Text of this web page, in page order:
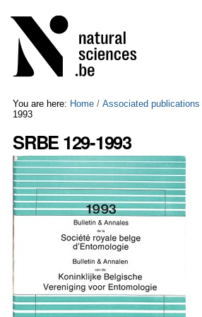
to
content.
Skip
to
navigation
tools
You are here: Home /Associated publications
1993
SRBE 129-1993